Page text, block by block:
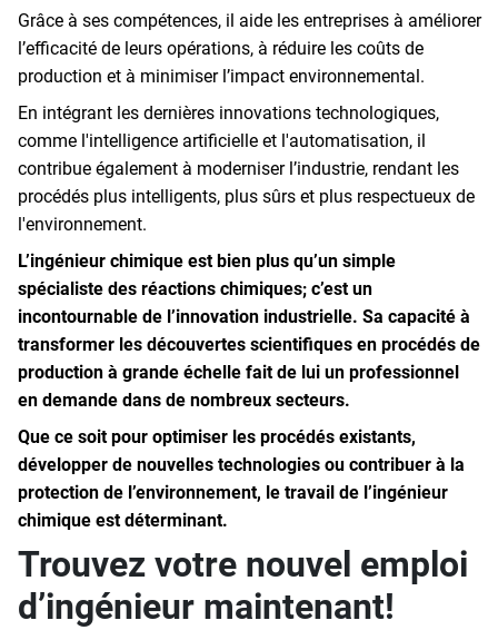
Grâce à ses compétences, il aide les entreprises à améliorer
l’efficacité de leurs opérations, à réduire les coûts de
production et à minimiser l’impact environnemental.
En intégrant les dernières innovations technologiques,
comme l'intelligence artificielle et l'automatisation, il
contribue également à moderniser l’industrie, rendant les
procédés plus intelligents, plus sûrs et plus respectueux de
l'environnement.
L’ingénieur chimique est bien plus qu’un simple
spécialiste des réactions chimiques; c’est un
incontournable de l’innovation industrielle. Sa capacité à
transformer les découvertes scientifiques en procédés de
production à grande échelle fait de lui un professionnel
en demande dans de nombreux secteurs.
Que ce soit pour optimiser les procédés existants,
développer de nouvelles technologies ou contribuer à la
protection de l’environnement, le travail de l’ingénieur
chimique est déterminant.
Trouvez votre nouvel emploi
d’ingénieur maintenant!